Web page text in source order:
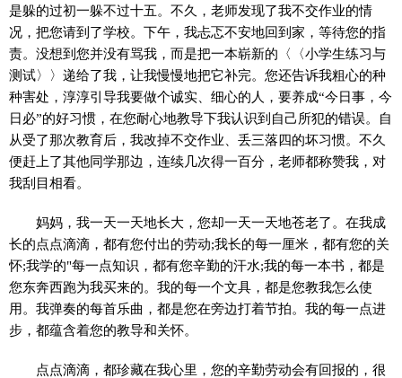
是躲的过初一躲不过十五。不久，老师发现了我不交作业的情
况，把您请到了学校。下午，我忐忑不安地回到家，等待您的指
责。没想到您并没有骂我，而是把一本崭新的〈〈小学生练习与
测试〉〉递给了我，让我慢慢地把它补完。您还告诉我粗心的种
种害处，淳淳引导我要做个诚实、细心的人，要养成“今日事，今
日必”的好习惯，在您耐心地教导下我认识到自己所犯的错误。自
从受了那次教育后，我改掉不交作业、丢三落四的坏习惯。不久
便赶上了其他同学那边，连续几次得一百分，老师都称赞我，对
我刮目相看。
妈妈，我一天一天地长大，您却一天一天地苍老了。在我成
长的点点滴滴，都有您付出的劳动;我长的每一厘米，都有您的关
怀;我学的"每一点知识，都有您辛勤的汗水;我的每一本书，都是
您东奔西跑为我买来的。我的每一个文具，都是您教我怎么使
用。我弹奏的每首乐曲，都是您在旁边打着节拍。我的每一点进
步，都蕴含着您的教导和关怀。
点点滴滴，都珍藏在我心里，您的辛勤劳动会有回报的，很